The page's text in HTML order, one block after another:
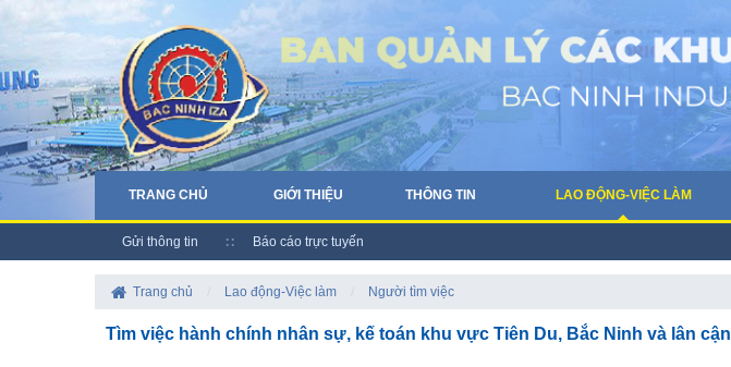
TRANG CHỦ GIỚI THIỆU THÔNG TIN LAO ĐỘNG-VIỆC LÀM
Gửi thông tin Báo cáo trực tuyến
Trang chủ Lao động-Việc làm Người tìm việc
Tìm việc hành chính nhân sự, kế toán khu vực Tiên Du, Bắc Ninh và lân cận